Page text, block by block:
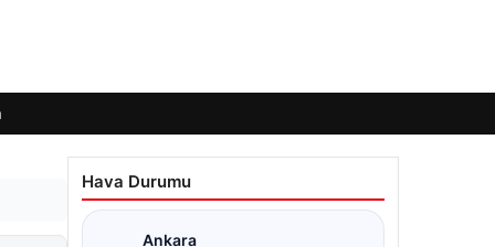
Hava Durumu
Ankara